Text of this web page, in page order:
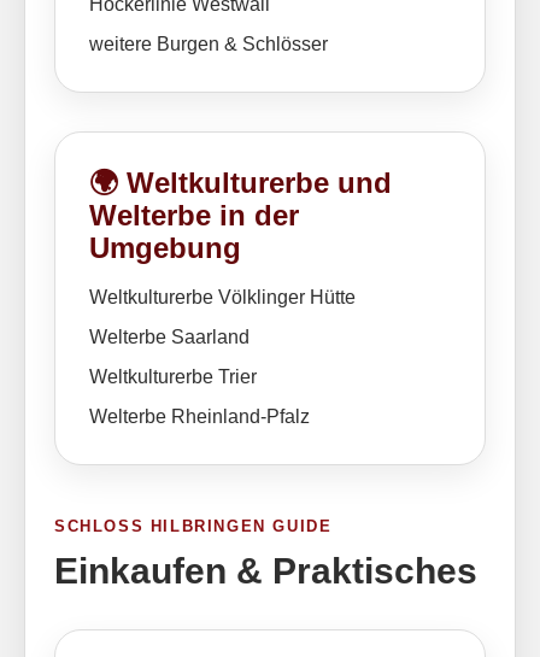
Höckerlinie Westwall
weitere Burgen & Schlösser
🌍 Weltkulturerbe und
Welterbe in der
Umgebung
Weltkulturerbe Völklinger Hütte
Welterbe Saarland
Weltkulturerbe Trier
Welterbe Rheinland-Pfalz
SCHLOSS HILBRINGEN GUIDE
Einkaufen & Praktisches